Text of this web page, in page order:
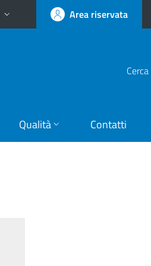
Area riservata
Cerca
Qualità Contatti